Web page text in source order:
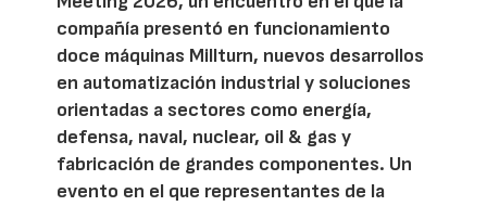
compañía presentó en funcionamiento
doce máquinas Millturn, nuevos desarrollos
en automatización industrial y soluciones
orientadas a sectores como energía,
defensa, naval, nuclear, oil & gas y
fabricación de grandes componentes. Un
evento en el que representantes de la